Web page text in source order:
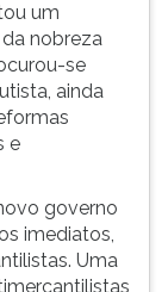
um
nobreza
se
ainda
e
governo
imediatos,
Uma